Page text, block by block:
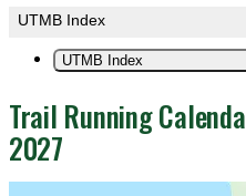
UTMB Index
UTMB Index
Trail Running
2027